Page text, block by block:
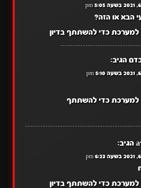
הבא או הזה?
כדי להשתתף בדיון
הגיב:
למערכת כדי להשתתף
הגיב:
כדי להשתתף בדיון